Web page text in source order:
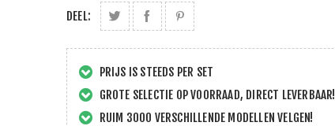
DEEL:
PRIJS IS STEEDS PER SET
GROTE SELECTIE OP VOORRAAD, DIRECT LEVERBAAR!
RUIM 3000 VERSCHILLENDE MODELLEN VELGEN!